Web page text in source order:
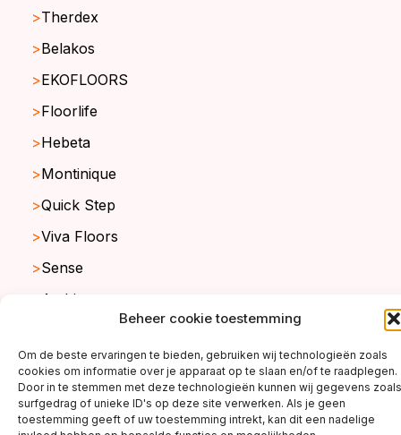
Beheer cookie toestemming
Om de beste ervaringen te bieden, gebruiken wij technologieën zoals
cookies om informatie over je apparaat op te slaan en/of te raadplegen.
Door in te stemmen met deze technologieën kunnen wij gegevens zoals
surfgedrag of unieke ID's op deze site verwerken. Als je geen
toestemming geeft of uw toestemming intrekt, kan dit een nadelige
Therdex
Belakos
EKOFLOORS
Floorlife
Hebeta
Montinique
Quick Step
Viva Floors
Sense
Ambiant
copyright ©2026